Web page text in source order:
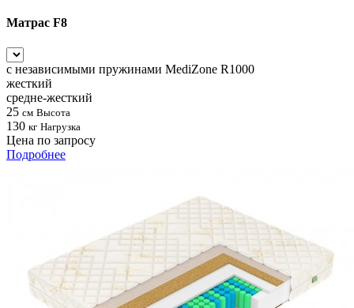
Матрас F8
с независимыми пружинами MediZone R1000
жесткий
средне-жесткий
25 см Высота
130 кг Нагрузка
Цена по запросу
Подробнее